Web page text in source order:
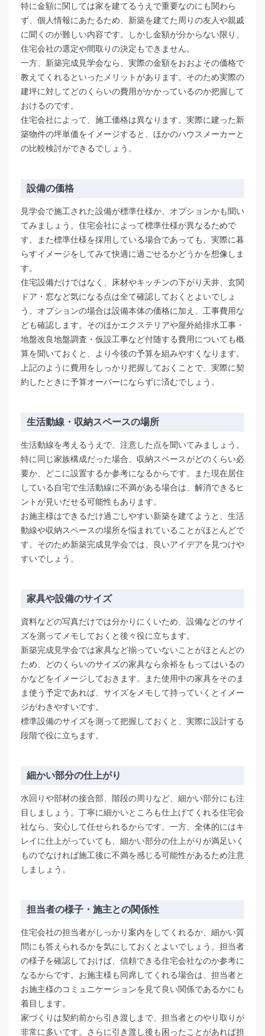
特に金額に関しては家を建てるうえで重要なのにも関わら
ず、個人情報にあたるため、新築を建てた周りの友人や親戚
に聞くのが難しい内容です。しかし金額が分からない限り、
住宅会社の選定や間取りの決定もできません。
一方、新築完成見学会なら、実際の金額をおおよその価格で
教えてくれるといったメリットがあります。そのため実際の
建坪に対してどのくらいの費用がかかっているのか把握して
おけるのです。
住宅会社によって、施工価格は異なります。実際に建った新
築物件の坪単価をイメージすると、ほかのハウスメーカーと
の比較検討ができるでしょう。
設備の価格
見学会で施工された設備が標準仕様か、オプションかも聞い
てみましょう。住宅会社によって標準仕様が異なるためで
す。また標準仕様を採用している場合であっても、実際に暮
らすイメージをしてみて快適に過ごせるかどうかを想像しま
す。
住宅設備だけではなく、床材やキッチンの下がり天井、玄関
ドア・窓など気になる点は全て確認しておくとよいでしょ
う。オプションの場合は設備本体の価格に加え、工事費用な
ども確認します。そのほかエクステリアや屋外給排水工事・
地盤改良地盤調査・仮設工事など付随する費用についても概
算を聞いておくと、より今後の予算を組みやすくなります。
上記のように費用をしっかり把握しておくことで、実際に契
約したときに予算オーバーにならずに済むでしょう。
生活動線・収納スペースの場所
生活動線を考えるうえで、注意した点を聞いてみましょう。
特に同じ家族構成だった場合、収納スペースがどのくらい必
要か、どこに設置するか参考になるからです。また現在居住
している自宅で生活動線に不満がある場合は、解消できるヒ
ントが見いだせる可能性もあります。
お施主様はできるだけ過ごしやすい新築を建てようと、生活
動線や収納スペースの場所を悩まれていることがほとんどで
す。そのため新築完成見学会では、良いアイデアを見つけや
すいでしょう。
家具や設備のサイズ
資料などの写真だけでは分かりにくいため、設備などのサイ
ズを測ってメモしておくと後々役に立ちます。
新築完成見学会では家具など揃っていないことがほとんどの
ため、どのくらいのサイズの家具なら余裕をもってはいるの
かなどをイメージしておきます。また使用中の家具をそのま
ま使う予定であれば、サイズをメモして持っていくとイメー
ジがわきやすいです。
標準設備のサイズを測って把握しておくと、実際に設計する
段階で役に立ちます。
細かい部分の仕上がり
水回りや部材の接合部、階段の周りなど、細かい部分にも注
目しましょう。丁寧に細かいところも仕上げてくれる住宅会
社なら、安心して任せられるからです。一方、全体的にはキ
レイに仕上がっていても、細かい部分の仕上がりが満足いく
ものでなければ施工後に不満を感じる可能性があるため注意
しましょう。
担当者の様子・施主との関係性
住宅会社の担当者がしっかり案内をしてくれるか、細かい質
問にも答えられるかを気にしておくとよいでしょう。担当者
の様子を確認しておけば、信頼できる住宅会社なのか参考に
なるからです。お施主様も同席してくれる場合は、担当者と
お施主様のコミュニケーションを見て良い関係であるかにも
着目します。
家づくりは契約前から引き渡しまで、担当者とのやり取りが
非常に多いです。さらに引き渡し後も困ったことがあれば担